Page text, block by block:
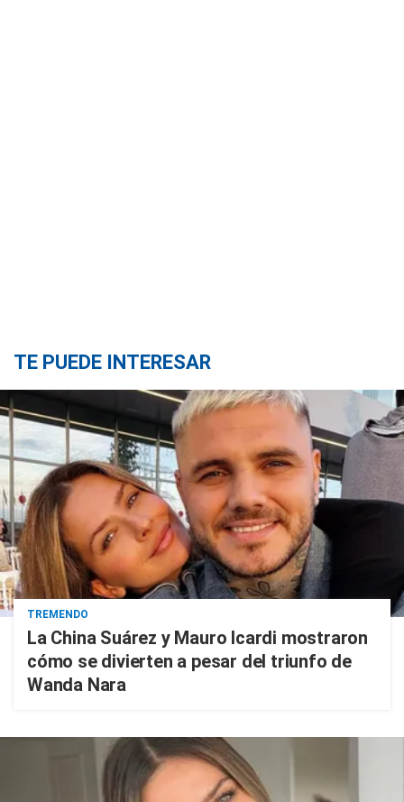
TE PUEDE INTERESAR
TREMENDO
La China Suárez y Mauro Icardi mostraron
cómo se divierten a pesar del triunfo de
Wanda Nara